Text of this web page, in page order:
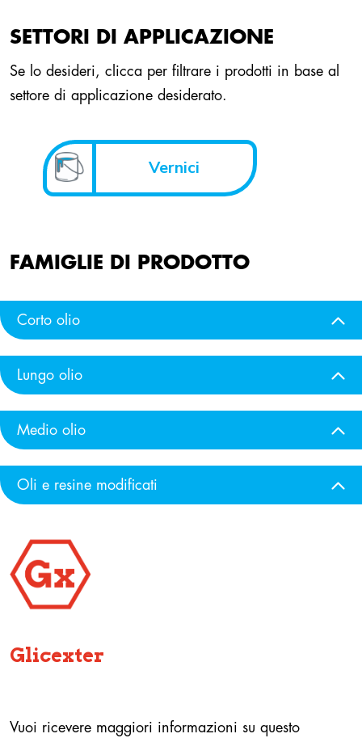
SETTORI DI APPLICAZIONE
Se lo desideri, clicca per filtrare i prodotti in base al
settore di applicazione desiderato.
Vernici
FAMIGLIE DI PRODOTTO
Corto olio
Lungo olio
Medio olio
Oli e resine modificati
Glicexter
Vuoi ricevere maggiori informazioni su questo